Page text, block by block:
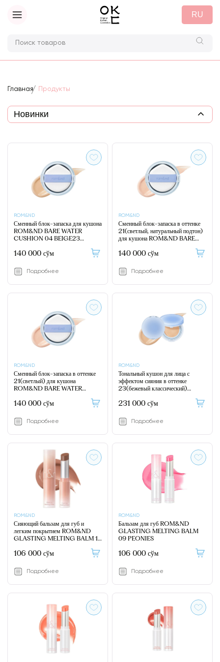
RU
Главная Продукты
ROM&ND
Сменный блок-запаска для кушона
ROM&ND BARE WATER
CUSHION 04 BEIGE23
140 000 сўм
Подробнее
ROM&ND
Сменный блок-запаска в оттенке
21(светлый, натуральный подтон)
для кушона ROM&ND BARE
NATURAL21 (REFILL)
140 000 сўм
Подробнее
ROM&ND
Сменный блок-запаска в оттенке
21(светлый) для кушона
ROM&ND BARE WATER
(REFILL)
140 000 сўм
Подробнее
ROM&ND
Тональный кушон для лица с
эффектом сияния в оттенке
23(бежевый классический)
CUSHION 04 BEIGE23
231 000 сўм
Подробнее
ROM&ND
Сияющий бальзам для губ и
легким покрытием ROM&ND
GLASTING MELTING BALM 10
106 000 сўм
Подробнее
ROM&ND
Бальзам для губ ROM&ND
GLASTING MELTING BALM
09 PEONIES
106 000 сўм
Подробнее